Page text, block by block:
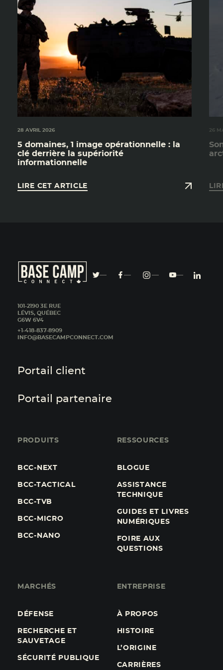
28 AVRIL 2026
5 domaines, 1 image opérationnelle : la
clé derrière la supériorité
informationnelle
LIRE CET ARTICLE
26
101-2190 3E RUE
LÉVIS, QUÉBEC
G6W 6V4
+1-418-837-8909
INFO@BASECAMPCONNECT.COM
Portail client
Portail partenaire
PRODUITS
BCC-NEXT
BCC-TACTICAL
BCC-TVB
BCC-MICRO
BCC-NANO
RESSOURCES
BLOGUE
ASSISTANCE
TECHNIQUE
GUIDES ET LIVRES
NUMÉRIQUES
FOIRE AUX
QUESTIONS
MARCHÉS
DÉFENSE
RECHERCHE ET
SAUVETAGE
SÉCURITÉ PUBLIQUE
ENTREPRISE
À PROPOS
HISTOIRE
L’ORIGINE
CARRIÈRES